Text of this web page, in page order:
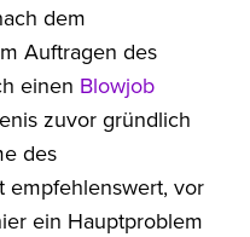
dem
Auftragen des
einen Blowjob
zuvor gründlich
des
empfehlenswert, vor
ein Hauptproblem